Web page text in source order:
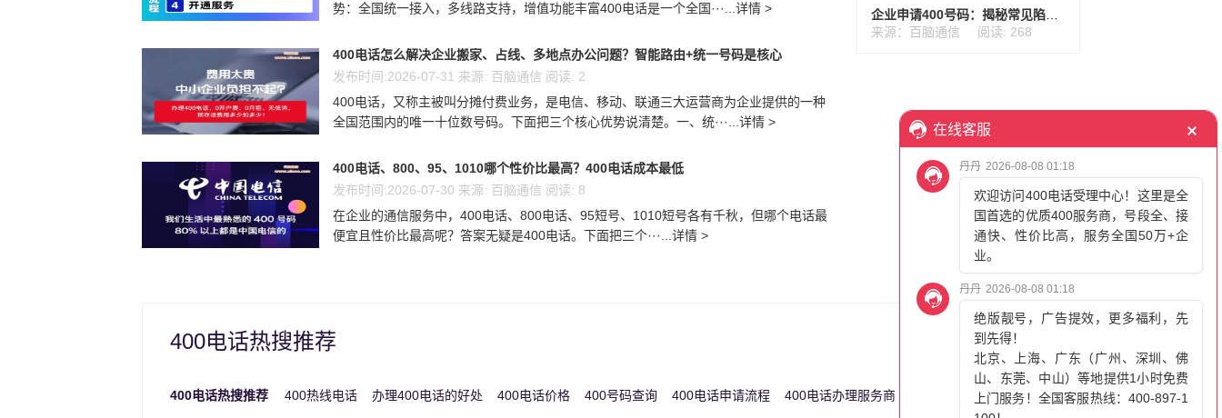
势：全国统一接入，多线路支持，增值功能丰富400电话是一个全国···...详情 >
400电话怎么解决企业搬家、占线、多地点办公问题？智能路由+统一号码是核心
发布时间:2026-07-31 来源: 百脑通信 阅读: 2
400电话，又称主被叫分摊付费业务，是电信、移动、联通三大运营商为企业提供的一种
全国范围内的唯一十位数号码。下面把三个核心优势说清楚。一、统···...详情 >
400电话、800、95、1010哪个性价比最高？400电话成本最低
发布时间:2026-07-30 来源: 百脑通信 阅读: 8
在企业的通信服务中，400电话、800电话、95短号、1010短号各有千秋，但哪个电话最
便宜且性价比最高呢？答案无疑是400电话。下面把三个···...详情 >
来源：百脑通信
阅读: 268
400电话热搜推荐
400电话热搜推荐 400热线电话 办理400电话的好处 400电话价格 400号码查询 400电话申请流程 400电话办理服务商 更多>>